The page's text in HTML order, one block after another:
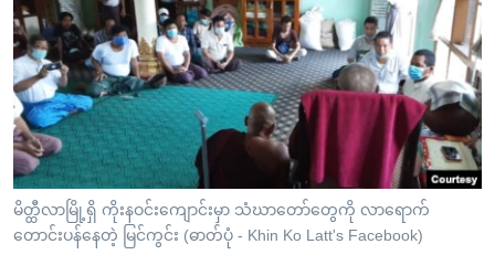
ပင်မ
အ
ညွန်း
စာမျက်နှာ
သို့
ကျော်
ကြည့်
ရန်
ရုပ်ရှင်ထဲက အင်္ဂလိပ်စာ
သုတပဒေသာ အင်္ဂလိပ်စာ
တီဗွီ
ရေဒီယို/တီဗွီအစီအစဉ်
Learning English
ဗွီအိုအေ လူမှုကွန်ယက်များ
မိတ္ထီလာမြို့ရှိ ကိုးနဝင်းကျောင်းမှာ သံဃာတော်တွေကို လာရောက်
တောင်းပန်နေတဲ့ မြင်ကွင်း (ဓာတ်ပုံ - Khin Ko Latt's Facebook)